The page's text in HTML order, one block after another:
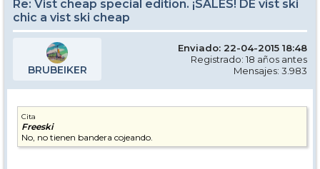
Re: Vist cheap special edition. ¡SALES! DE vist ski
chic a vist ski cheap
BRUBEIKER
Enviado: 22-04-2015 18:48
Registrado: 18 años antes
Mensajes: 3.983
Cita
Freeski
No, no tienen bandera cojeando.